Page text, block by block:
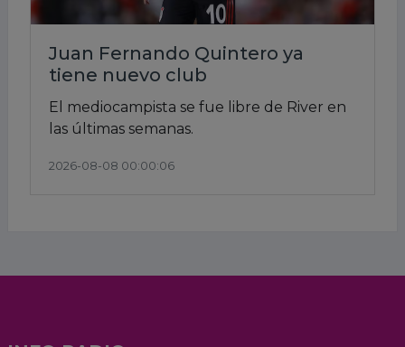
Juan Fernando Quintero ya
tiene nuevo club
El mediocampista se fue libre de River en
las últimas semanas.
2026-08-08 00:00:06